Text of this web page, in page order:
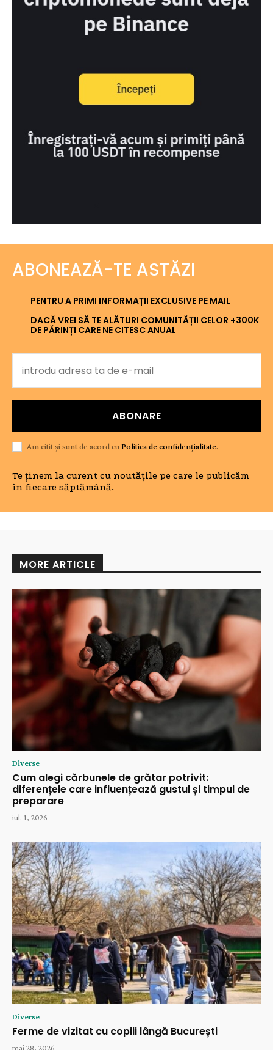
ABONEAZĂ-TE ASTĂZI
PENTRU A PRIMI INFORMAȚII EXCLUSIVE PE MAIL
DACĂ VREI SĂ TE ALĂTURI COMUNITĂȚII CELOR +300K
DE PĂRINȚI CARE NE CITESC ANUAL
ABONARE
Am citit și sunt de acord cu Politica de confidențialitate.
Te ținem la curent cu noutățile pe care le publicăm
în fiecare săptămână.
MORE ARTICLE
Diverse
Cum alegi cărbunele de grătar potrivit:
diferențele care influențează gustul și timpul de
preparare
iul. 1, 2026
Diverse
Ferme de vizitat cu copiii lângă București
mai 28, 2026